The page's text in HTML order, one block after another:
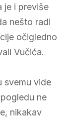
je i previše
nešto radi
očigledno
Vučića.
svemu vide
ne
nikakav